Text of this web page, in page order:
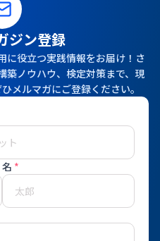
ジン登録
に役立つ実践情報をお届け！さ
築ノウハウ、検定対策まで、現
メルマガにご登録ください。
名 *